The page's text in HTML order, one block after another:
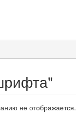
не отображается.